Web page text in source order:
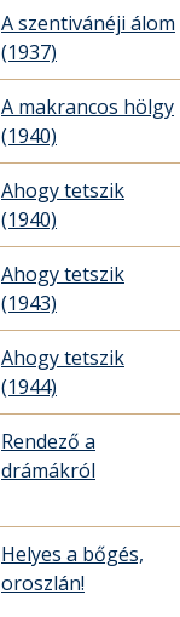
A szentivánéji álom
(1937)
A makrancos hölgy
(1940)
Ahogy tetszik
(1940)
Ahogy tetszik
(1943)
Ahogy tetszik
(1944)
Rendező a
drámákról
Helyes a bőgés,
oroszlán!